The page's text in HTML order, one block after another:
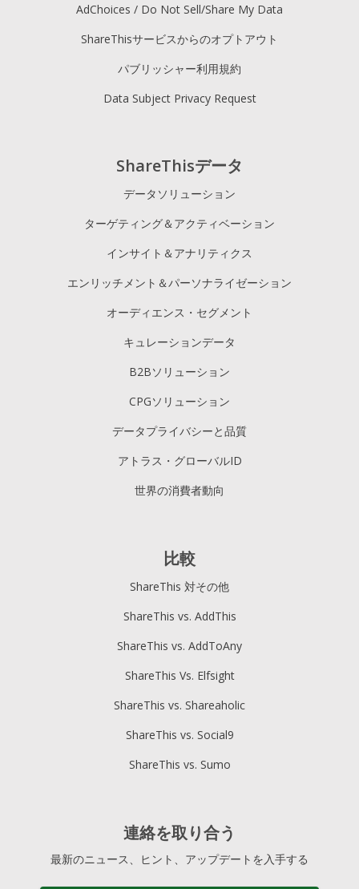
ShareThisデータ
データソリューション
ターゲティング＆アクティベーション
インサイト＆アナリティクス
エンリッチメント＆パーソナライゼーション
オーディエンス・セグメント
キュレーションデータ
B2Bソリューション
CPGソリューション
データプライバシーと品質
アトラス・グローバルID
世界の消費者動向
AdChoices / Do Not Sell/Share My Data
ShareThisサービスからのオプトアウト
パブリッシャー利用規約
Data Subject Privacy Request
比較
ShareThis 対その他
ShareThis vs. AddThis
ShareThis vs. AddToAny
ShareThis Vs. Elfsight
ShareThis vs. Shareaholic
ShareThis vs. Social9
ShareThis vs. Sumo
連絡を取り合う
最新のニュース、ヒント、アップデートを入手する